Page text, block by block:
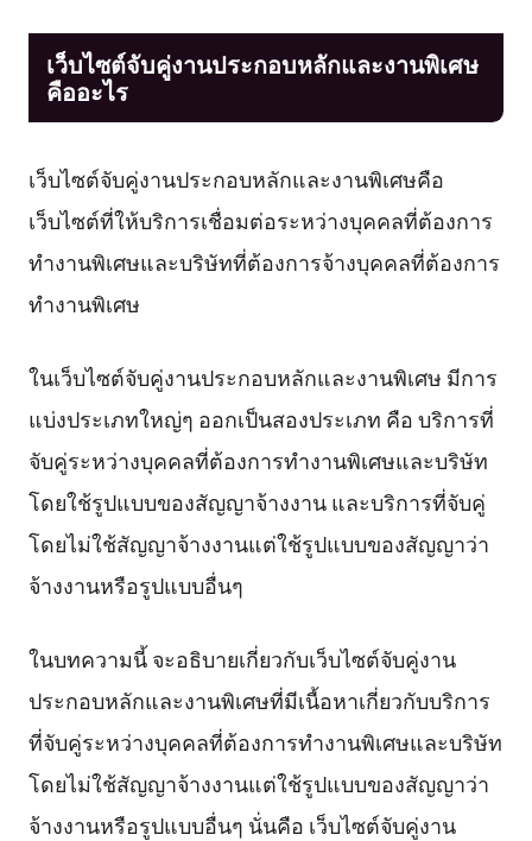
เว็บไซต์จับคู่งานประกอบหลักและงานพิเศษ
คืออะไร
เว็บไซต์จับคู่งานประกอบหลักและงานพิเศษคือ
เว็บไซต์ที่ให้บริการเชื่อมต่อระหว่างบุคคลที่ต้องการ
ทำงานพิเศษและบริษัทที่ต้องการจ้างบุคคลที่ต้องการ
ทำงานพิเศษ
ในเว็บไซต์จับคู่งานประกอบหลักและงานพิเศษ มีการ
แบ่งประเภทใหญ่ๆ ออกเป็นสองประเภท คือ บริการที่
จับคู่ระหว่างบุคคลที่ต้องการทำงานพิเศษและบริษัท
โดยใช้รูปแบบของสัญญาจ้างงาน และบริการที่จับคู่
โดยไม่ใช้สัญญาจ้างงานแต่ใช้รูปแบบของสัญญาว่า
จ้างงานหรือรูปแบบอื่นๆ
ในบทความนี้ จะอธิบายเกี่ยวกับเว็บไซต์จับคู่งาน
ประกอบหลักและงานพิเศษที่มีเนื้อหาเกี่ยวกับบริการ
ที่จับคู่ระหว่างบุคคลที่ต้องการทำงานพิเศษและบริษัท
โดยไม่ใช้สัญญาจ้างงานแต่ใช้รูปแบบของสัญญาว่า
จ้างงานหรือรูปแบบอื่นๆ นั่นคือ เว็บไซต์จับคู่งาน